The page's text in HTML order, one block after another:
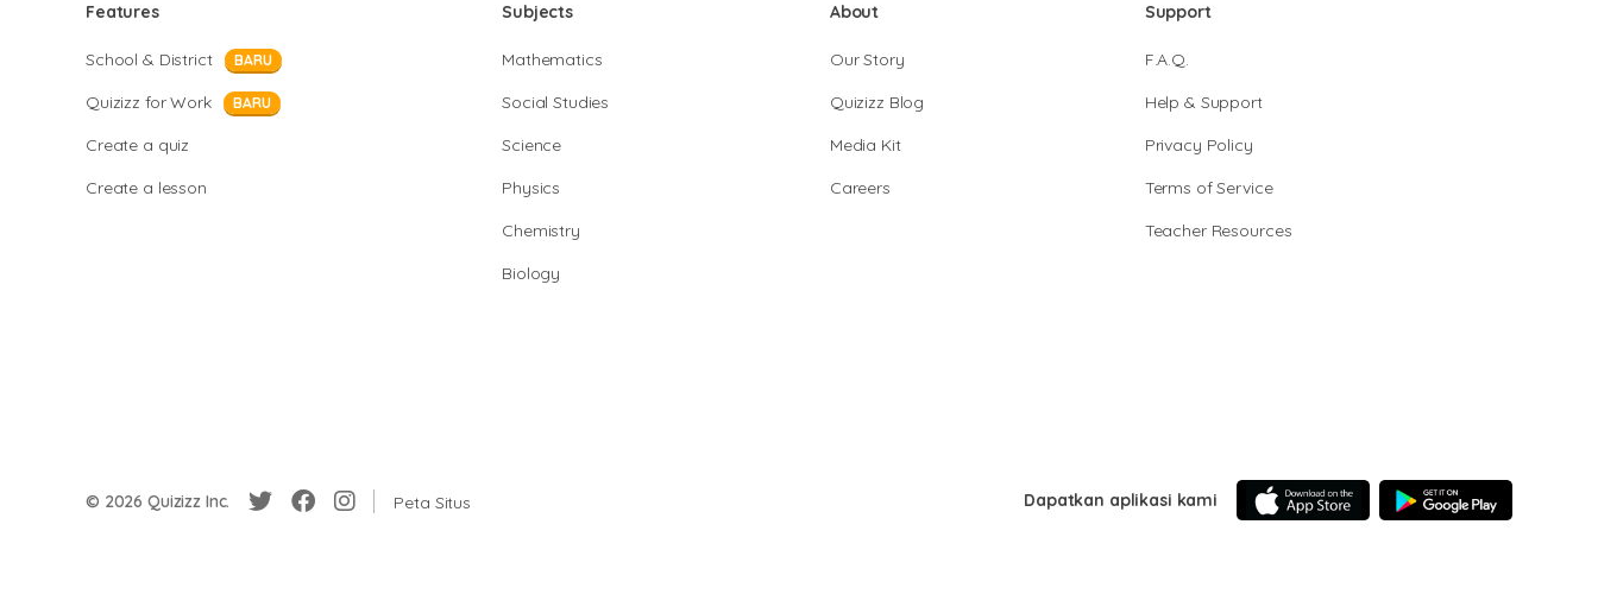
Features
School & District BARU
Quizizz for Work BARU
Create a quiz
Create a lesson
Subjects
Mathematics
Social Studies
Science
Physics
Chemistry
Biology
About
Our Story
Quizizz Blog
Media Kit
Careers
Support
F.A.Q.
Help & Support
Privacy Policy
Terms of Service
Teacher Resources
© 2026 Quizizz Inc. Peta Situs Dapatkan aplikasi kami